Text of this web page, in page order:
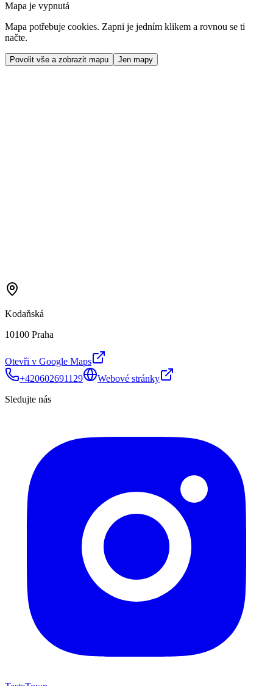
Mapa je vypnutá
Mapa potřebuje cookies. Zapni je jedním klikem a rovnou se ti
načte.
Povolit vše a zobrazit mapu Jen mapy
Kodaňská
10100 Praha
Otevři v Google Maps
+420602691129
Webové stránky
Sledujte nás